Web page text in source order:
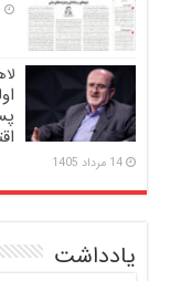
14 مرداد 1405
یادداشت